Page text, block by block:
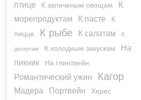
птице
К запеченым овощам
К
морепродуктам
К пасте
К
пицце
К рыбе К салатам К
десертам К холодным закускам
На
пикник
На глинтвейн
Романтический ужин Кагор
Мадера Портвейн
Херес